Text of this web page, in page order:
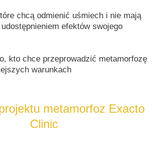
chcą odmienić uśmiech i nie mają
efektów swojego
kto chce przeprowadzić metamorfozę
warunkach
metamorfoz Exacto
Clinic